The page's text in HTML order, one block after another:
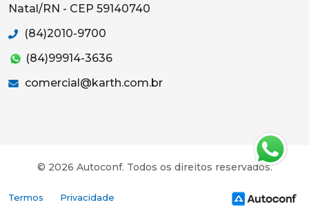
Natal/RN - CEP 59140740
(84)2010-9700
(84)99914-3636
comercial@karth.com.br
© 2026 Autoconf. Todos os direitos reservados.
Termos Privacidade